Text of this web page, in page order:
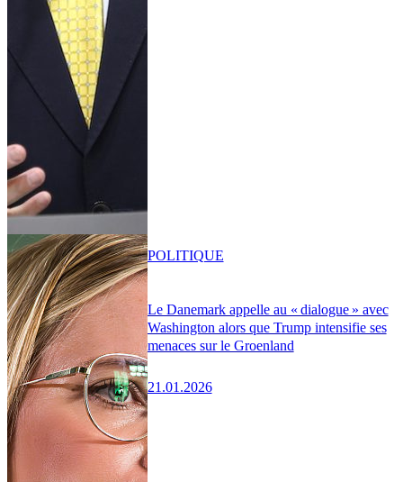
Le Danemark appelle au « dialogue » avec
Washington alors que Trump intensifie ses
menaces sur le Groenland
21.01.2026
POLITIQUE